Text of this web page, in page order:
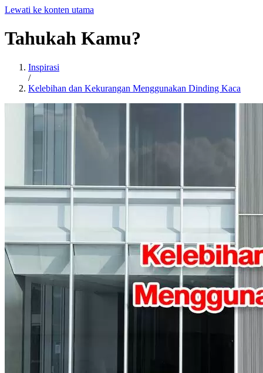
Lewati ke konten utama
Tahukah Kamu?
Inspirasi
/
Kelebihan dan Kekurangan Menggunakan Dinding Kaca